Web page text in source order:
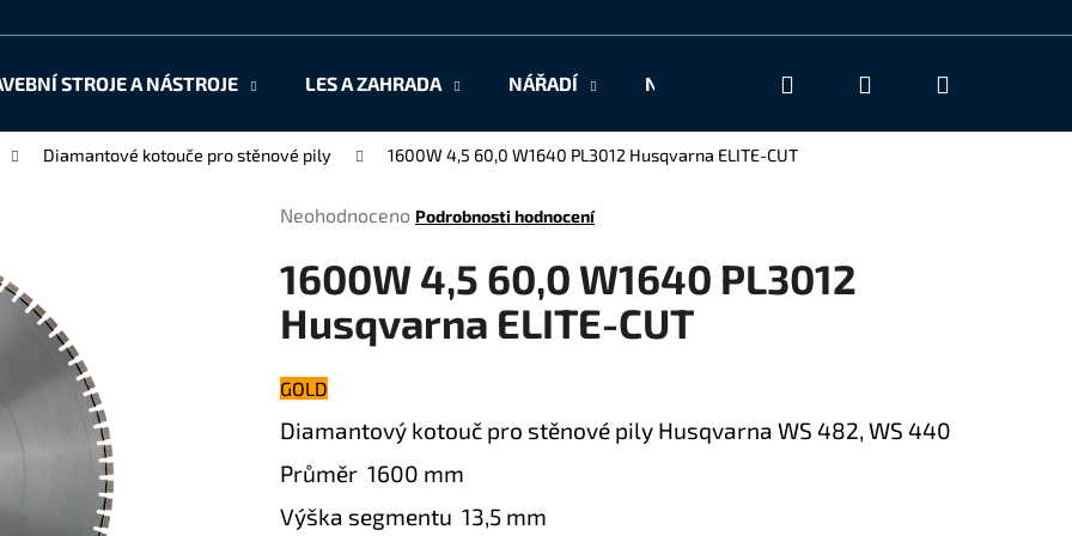
STROJE A NÁSTROJE LES A ZAHRADA NÁŘADÍ NAŠE SLUŽBY KONTAKT
Hledat Přihlášení
Diamantové kotouče pro stěnové pily 1600W 4,5 60,0 W1640 PL3012 Husqvarna ELITE-CUT
Průměrné
produktu
je
0,0
z
5
hvězdiček.
Neohodnoceno Podrobnosti hodnocení
1600W 4,5 60,0 W1640 PL3012
Husqvarna ELITE-CUT
GOLD
Diamantový kotouč pro stěnové pily Husqvarna WS 482, WS 440
Průměr 1600 mm
Výška segmentu 13,5 mm
Co potřebujete najít?
HLEDAT